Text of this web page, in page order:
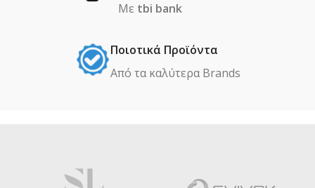
Με tbi bank
Ποιοτικά Προϊόντα
Από τα καλύτερα Βrands